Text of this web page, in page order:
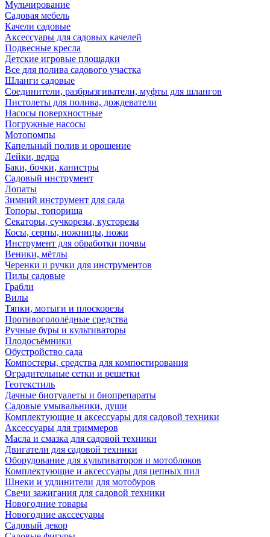
Мульчирование
Садовая мебель
Качели садовые
Аксессуары для садовых качелей
Подвесные кресла
Детские игровые площадки
Все для полива садового участка
Шланги садовые
Соединители, разбрызгиватели, муфты для шлангов
Пистолеты для полива, дождеватели
Насосы поверхностные
Погружные насосы
Мотопомпы
Капельный полив и орошение
Лейки, ведра
Баки, бочки, канистры
Садовый инструмент
Лопаты
Зимний инструмент для сада
Топоры, топорища
Секаторы, сучкорезы, кусторезы
Косы, серпы, ножницы, ножи
Инструмент для обработки почвы
Веники, мётлы
Черенки и ручки для инструментов
Пилы садовые
Грабли
Вилы
Тяпки, мотыги и плоскорезы
Противогололёдные средства
Ручные буры и культиваторы
Плодосъёмники
Обустройство сада
Компостеры, средства для компостирования
Оградительные сетки и решетки
Геотекстиль
Дачные биотуалеты и биопрепараты
Садовые умывальники, души
Комплектующие и аксессуары для садовой техники
Аксессуары для триммеров
Масла и смазка для садовой техники
Двигатели для садовой техники
Оборудование для культиваторов и мотоблоков
Комплектующие и аксессуары для цепных пил
Шнеки и удлинители для мотобуров
Свечи зажигания для садовой техники
Новогодние товары
Новогодние акссесуары
Садовый декор